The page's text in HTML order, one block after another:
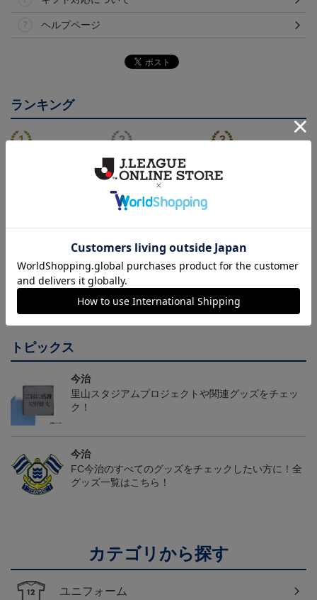
ヘルプページ
ランキング
26/27 レプリカユニフォ
ーム(FP1st)
17,600円～21,901円
会員特典
26/27 オーセンティック
ユニフォーム(FP1st)
26,100円～30,400円
会員特典
コンフィットシャツ（20
26SP）
会員特典
トピックス
今治
里山スタジアムプロジェクトや関連グッズをチェッ
ク！
今治
FC今治のすべてのグッズをチェックしたい方に！全
グッズ一覧はこちら！
カテゴリから探す
ユニフォーム